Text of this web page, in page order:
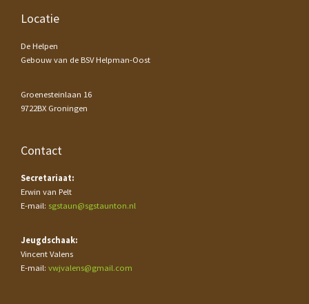
Footer
Locatie
De Helpen
Gebouw van de BSV Helpman-Oost
Groenesteinlaan 16
9722BX Groningen
Contact
Secretariaat:
Erwin van Pelt
E-mail: sgstaun@sgstaunton.nl
Jeugdschaak:
Vincent Valens
E-mail: vwjvalens@gmail.com